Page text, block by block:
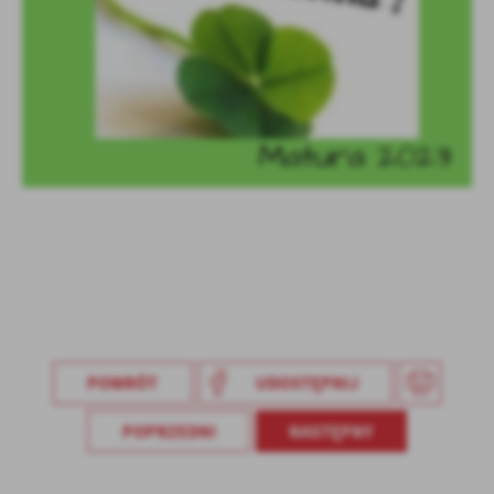
Firmy te działają w charakterze pośredników prezentujących nasze
treści w postaci wiadomości, ofert, komunikatów mediów
społecznościowych.
POWRÓT UDOSTĘPNIJ
POPRZEDNI NASTĘPNY